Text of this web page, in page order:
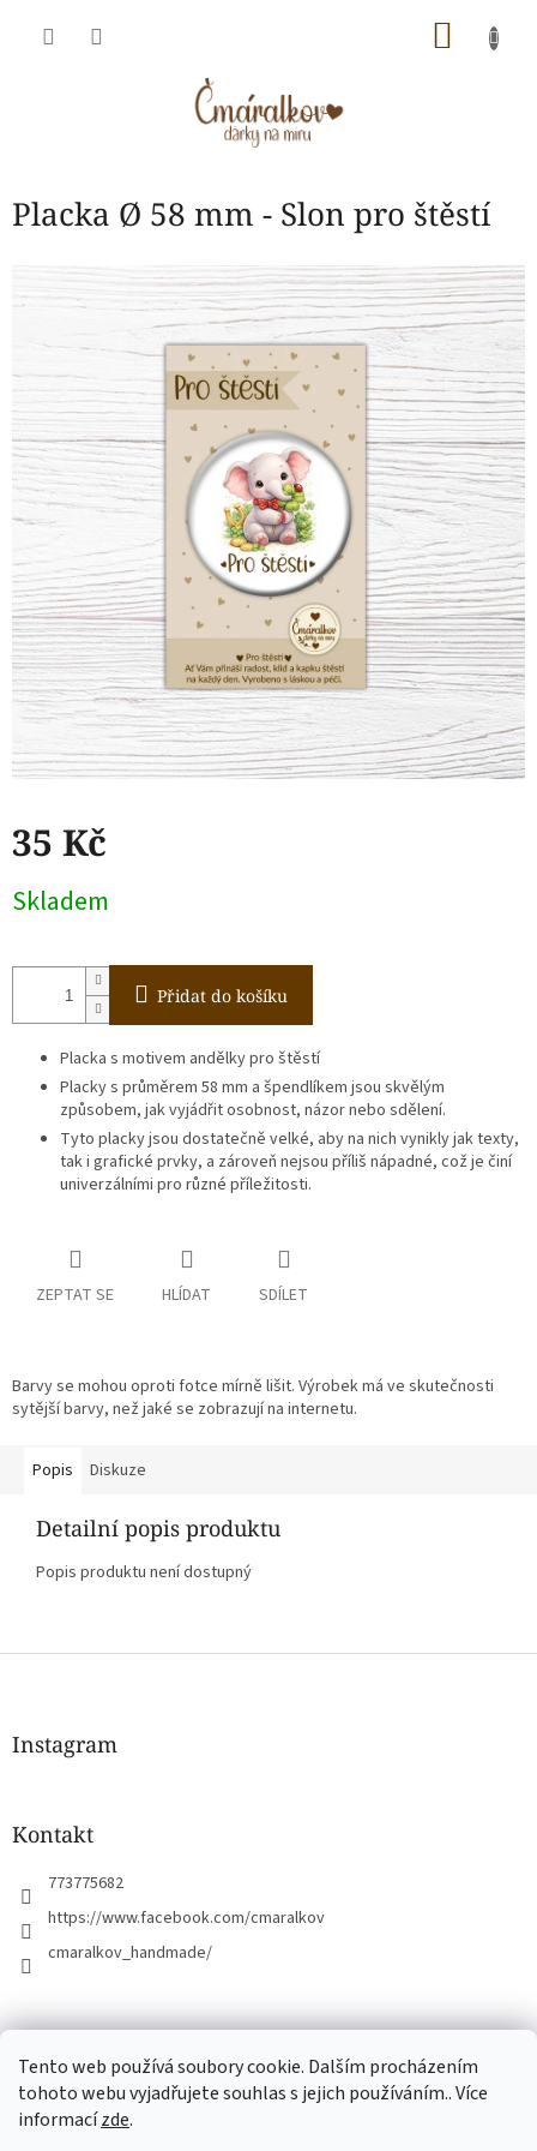
Tento web používá soubory cookie. Dalším procházením
tohoto webu vyjadřujete souhlas s jejich používáním.. Více
informacízde.
Placka Ø 58 mm - Slon pro štěstí
35 Kč
cena:
Skladem
Přidat do košíku
Placka s motivem andělky pro štěstí
Placky s průměrem 58 mm a špendlíkem jsou skvělým
způsobem, jak vyjádřit osobnost, názor nebo sdělení.
Tyto placky jsou dostatečně velké, aby na nich vynikly jak texty,
tak i grafické prvky, a zároveň nejsou příliš nápadné, což je činí
univerzálními pro různé příležitosti.
ZEPTAT SE HLÍDAT SDÍLET
Barvy se mohou oproti fotce mírně lišit. Výrobek má ve skutečnosti
sytější barvy, než jaké se zobrazují na internetu.
Popis Diskuze
Detailní popis produktu
Popis produktu není dostupný
Z
Instagram
Kontakt
773775682
https://www.facebook.com/cmaralkov
cmaralkov_handmade/